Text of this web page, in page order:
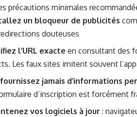
précautions minimales
un bloqueur de publicités
douteuses
l’URL exacte en consultant des
Les faux sites imitent souvent
jamais d’informations
d’inscription est forcément
vos logiciels à jour :